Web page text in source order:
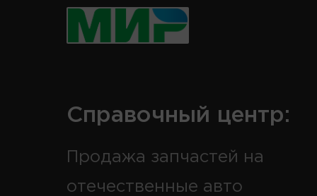
Справочный центр:
Продажа запчастей на
отечественные авто